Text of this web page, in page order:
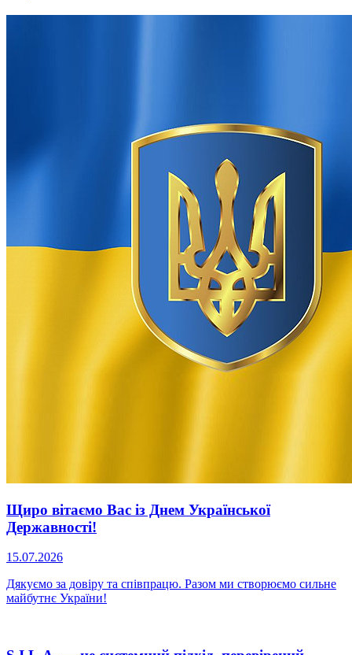
Щиро вітаємо Вас із Днем Української
Державності!
15.07.2026
Дякуємо за довіру та співпрацю. Разом ми створюємо сильне
майбутнє України!